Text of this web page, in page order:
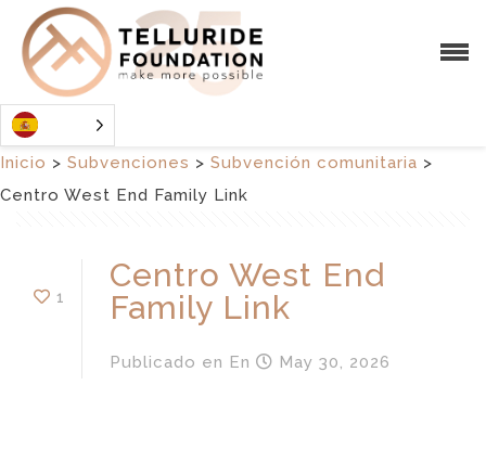
Inicio > Subvenciones > Subvención comunitaria >
Centro West End Family Link
1
Centro West End
Family Link
Publicado en En May 30, 2026